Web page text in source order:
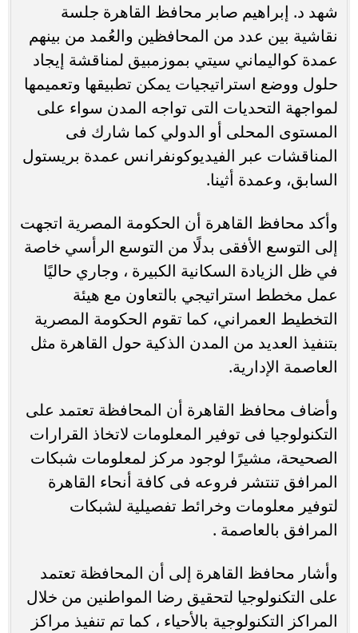
شهد د. إبراهيم صابر محافظ القاهرة جلسة
نقاشية بين عدد من المحافظين والعُمد من بينهم
عمدة كواليماني سيتي بموزمبيق لمناقشة إيجاد
حلول ووضع استراتيجيات يمكن تطبيقها وتعميمها
لمواجهة التحديات التى تواجه المدن سواء على
المستوى المحلى أو الدولي كما شارك فى
المناقشات عبر الفيديوكونفرانس عمدة بريستول
السابق، وعمدة أثينا.
وأكد محافظ القاهرة أن الحكومة المصرية اتجهت
إلى التوسع الأفقى بدلًا من التوسع الرأسي خاصة
في ظل الزيادة السكانية الكبيرة ، وجاري حاليًا
عمل مخطط استراتيجي بالتعاون مع هيئة
التخطيط العمراني، كما تقوم الحكومة المصرية
بتنفيذ العديد من المدن الذكية حول القاهرة مثل
العاصمة الإدارية.
وأضاف محافظ القاهرة أن المحافظة تعتمد على
التكنولوجيا فى توفير المعلومات لاتخاذ القرارات
الصحيحة، مشيرًا لوجود مركز لمعلومات شبكات
المرافق تنتشر فروعه فى كافة أنحاء القاهرة
لتوفير معلومات وخرائط تفصيلية لشبكات
المرافق بالعاصمة .
وأشار محافظ القاهرة إلى أن المحافظة تعتمد
على التكنولوجيا لتحقيق رضا المواطنين من خلال
المراكز التكنولوجية بالأحياء ، كما تم تنفيذ مراكز